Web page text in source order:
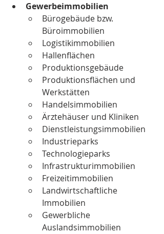
Gewerbeimmobilien
Bürogebäude bzw.
Büroimmobilien
Logistikimmobilien
Hallenflächen
Produktionsgebäude
Produktionsflächen und
Werkstätten
Handelsimmobilien
Ärztehäuser und Kliniken
Dienstleistungsimmobilien
Industrieparks
Technologieparks
Infrastrukturimmobilien
Freizeitimmobilien
Landwirtschaftliche
Immobilien
Gewerbliche
Auslandsimmobilien